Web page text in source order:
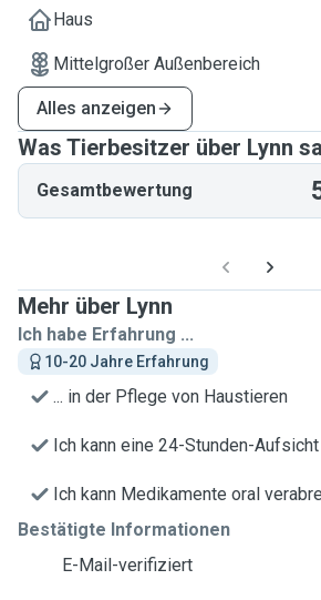
Haus
Mittelgroßer Außenbereich
Alles anzeigen
Was Tierbesitzer über Lynn
Gesamtbewertung
Mehr über Lynn
Ich habe Erfahrung ...
10-20 Jahre Erfahrung
... in der Pflege von Haustieren
Ich kann eine 24-Stunden-
Ich kann Medikamente oral
Bestätigte Informationen
E-Mail-verifiziert